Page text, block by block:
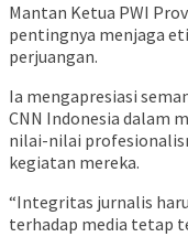
Mantan Ketua PWI
pentingnya menjaga
perjuangan.
Ia mengapresiasi
CNN Indonesia dalam
nilai-nilai
kegiatan mereka.
“Integritas jurnalis
terhadap media tetap